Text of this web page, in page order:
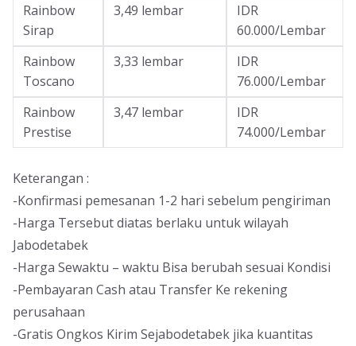
Rainbow
Sirap
3,49 lembar
IDR
60.000/Lembar
Rainbow
Toscano
3,33 lembar
IDR
76.000/Lembar
Rainbow
Prestise
3,47 lembar
IDR
74.000/Lembar
Keterangan :
-Konfirmasi pemesanan 1-2 hari sebelum pengiriman
-Harga Tersebut diatas berlaku untuk wilayah
Jabodetabek
-Harga Sewaktu – waktu Bisa berubah sesuai Kondisi
-Pembayaran Cash atau Transfer Ke rekening
perusahaan
-Gratis Ongkos Kirim Sejabodetabek jika kuantitas